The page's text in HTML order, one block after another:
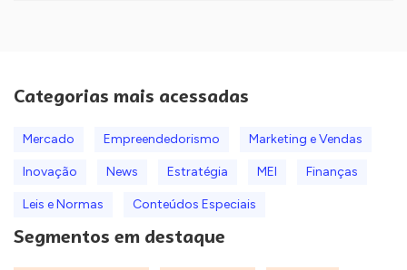
Categorias mais acessadas
Mercado Empreendedorismo Marketing e Vendas
Inovação News Estratégia MEI Finanças
Leis e Normas Conteúdos Especiais
Segmentos em destaque